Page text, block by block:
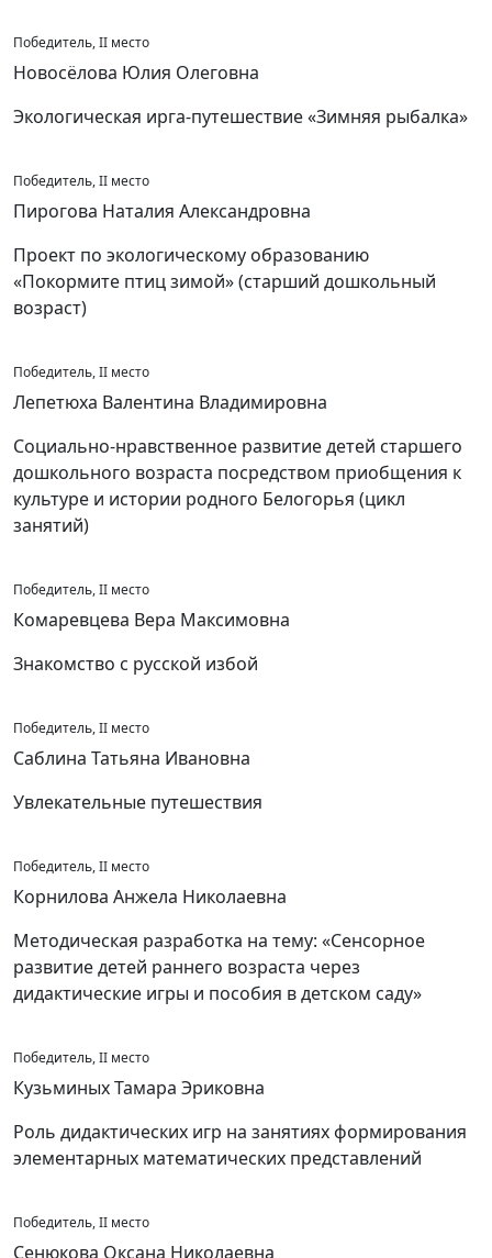
Победитель, II место
Новосёлова Юлия Олеговна
Экологическая ирга-путешествие «Зимняя рыбалка»
Победитель, II место
Пирогова Наталия Александровна
Проект по экологическому образованию
«Покормите птиц зимой» (старший дошкольный
возраст)
Победитель, II место
Лепетюха Валентина Владимировна
Социально-нравственное развитие детей старшего
дошкольного возраста посредством приобщения к
культуре и истории родного Белогорья (цикл
занятий)
Победитель, II место
Комаревцева Вера Максимовна
Знакомство с русской избой
Победитель, II место
Саблина Татьяна Ивановна
Увлекательные путешествия
Победитель, II место
Корнилова Анжела Николаевна
Методическая разработка на тему: «Сенсорное
развитие детей раннего возраста через
дидактические игры и пособия в детском саду»
Победитель, II место
Кузьминых Тамара Эриковна
Роль дидактических игр на занятиях формирования
элементарных математических представлений
Победитель, II место
Сенюкова Оксана Николаевна